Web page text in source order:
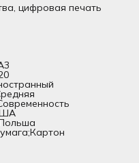
цифровая печать